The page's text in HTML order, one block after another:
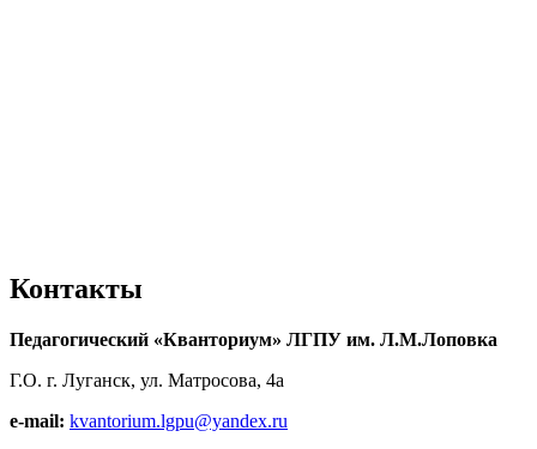
Контакты
Педагогический «Кванториум» ЛГПУ им. Л.М.Лоповка
Г.О. г. Луганск, ул. Матросова, 4а
e-mail: kvantorium.lgpu@yandex.ru